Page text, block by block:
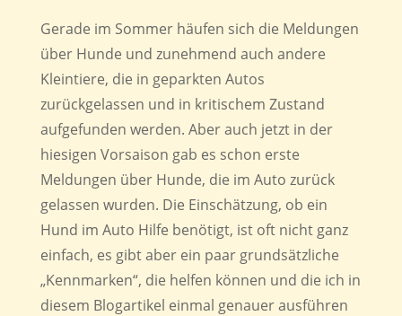
Gerade im Sommer häufen sich die Meldungen
über Hunde und zunehmend auch andere
Kleintiere, die in geparkten Autos
zurückgelassen und in kritischem Zustand
aufgefunden werden. Aber auch jetzt in der
hiesigen Vorsaison gab es schon erste
Meldungen über Hunde, die im Auto zurück
gelassen wurden. Die Einschätzung, ob ein
Hund im Auto Hilfe benötigt, ist oft nicht ganz
einfach, es gibt aber ein paar grundsätzliche
„Kennmarken“, die helfen können und die ich in
diesem Blogartikel einmal genauer ausführen